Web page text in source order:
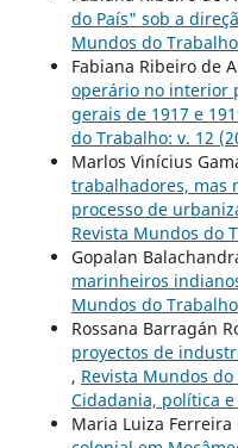
do País" sob a
Mundos do
Fabiana Ribeiro de
operário no interior
gerais de 1917 e
do Trabalho: v. 12
Marlos Vinícius
trabalhadores, mas
processo de
Revista Mundos do
Gopalan
marinheiros
Mundos do
Rossana Barragán
proyectos de
, Revista Mundos
Cidadania, política
Maria Luiza Ferreira